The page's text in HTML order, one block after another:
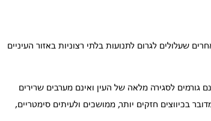
שעלולים לגרום לתנועות בלתי רצוניות באזור העיניים
לסגירה מלאה של העין ואינם מערבים שרירים
בכיווצים חזקים יותר, ממושכים ולעיתים סימטריים,